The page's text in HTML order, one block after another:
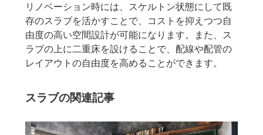
リノベーション時には、スケルトン状態にして既
存のスラブを活かすことで、コストを抑えつつ自
由度の高い空間設計が可能になります。また、ス
ラブの上に二重床を設けることで、配線や配管の
レイアウトの自由度を高めることができます。
スラブの関連記事